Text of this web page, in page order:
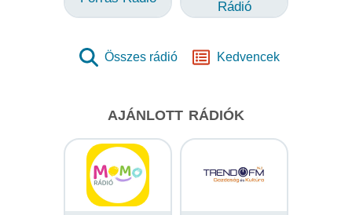
Rádió
Összes rádió Kedvencek
AJÁNLOTT RÁDIÓK